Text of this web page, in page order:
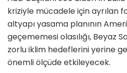
kriziyle mücadele için ayrılan
altyapı yasama planının
geçememesi olasılığı, Beyaz
zorlu iklim hedeflerini yerine
önemli ölçüde etkileyecek.